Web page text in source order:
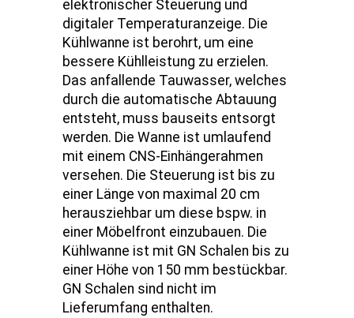
elektronischer Steuerung und
digitaler Temperaturanzeige. Die
Kühlwanne ist berohrt, um eine
bessere Kühlleistung zu erzielen.
Das anfallende Tauwasser, welches
durch die automatische Abtauung
entsteht, muss bauseits entsorgt
werden. Die Wanne ist umlaufend
mit einem CNS-Einhängerahmen
versehen. Die Steuerung ist bis zu
einer Länge von maximal 20 cm
herausziehbar um diese bspw. in
einer Möbelfront einzubauen. Die
Kühlwanne ist mit GN Schalen bis zu
einer Höhe von 150 mm bestückbar.
GN Schalen sind nicht im
Lieferumfang enthalten.